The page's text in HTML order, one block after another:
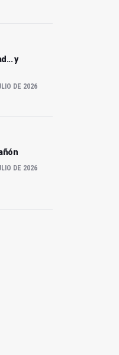
y
DE 2026
DE 2026